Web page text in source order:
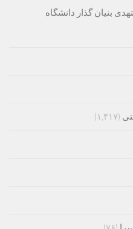
بنیان گذار دانشگاه
(۱,۴۱۷)